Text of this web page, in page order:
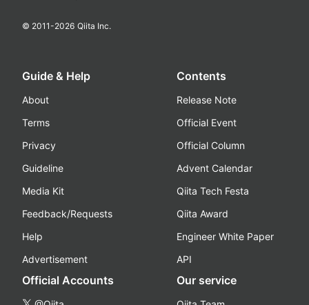
© 2011-2026 Qiita Inc.
Guide & Help
About
Terms
Privacy
Guideline
Media Kit
Feedback/Requests
Help
Advertisement
Contents
Release Note
Official Event
Official Column
Advent Calendar
Qiita Tech Festa
Qiita Award
Engineer White Paper
API
Official Accounts Our service